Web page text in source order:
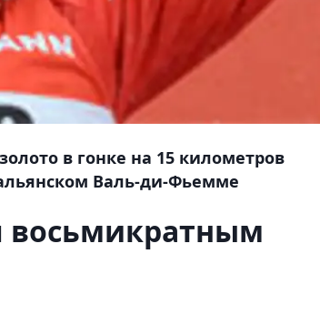
в гонке на 15 километров
Валь-ди-Фьемме
восьмикратным